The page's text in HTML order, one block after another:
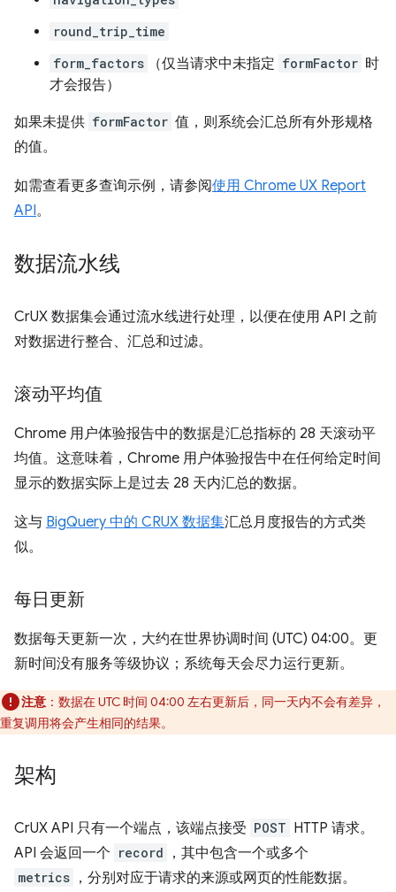
round_trip_time
form_factors
（仅当请求中未指定 formFactor 时
才会报告）
如果未提供 formFactor 值，则系统会汇总所有外形规格
的值。
如需查看更多查询示例，请参阅使用 Chrome UX Report
API。
数据流水线
CrUX 数据集会通过流水线进行处理，以便在使用 API 之前
对数据进行整合、汇总和过滤。
滚动平均值
Chrome 用户体验报告中的数据是汇总指标的 28 天滚动平
均值。这意味着，Chrome 用户体验报告中在任何给定时间
显示的数据实际上是过去 28 天内汇总的数据。
这与 BigQuery 中的 CRUX 数据集汇总月度报告的方式类
似。
每日更新
数据每天更新一次，大约在世界协调时间 (UTC) 04:00。更
新时间没有服务等级协议；系统每天会尽力运行更新。
注意 ：数据在 UTC 时间 04:00 左右更新后，同一天内不会有差异，
重复调用将会产生相同的结果。
架构
CrUX API 只有一个端点，该端点接受 POST HTTP 请求。
API 会返回一个 record ，其中包含一个或多个
metrics ，分别对应于请求的来源或网页的性能数据。